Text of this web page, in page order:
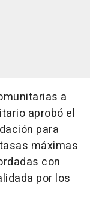
a
aprobó el
para
máximas
con
por los